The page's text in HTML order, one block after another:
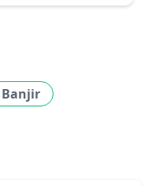
Banjir